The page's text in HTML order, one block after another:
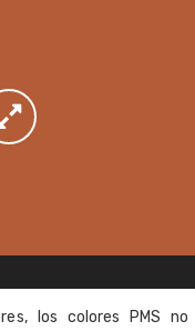
los colores PMS